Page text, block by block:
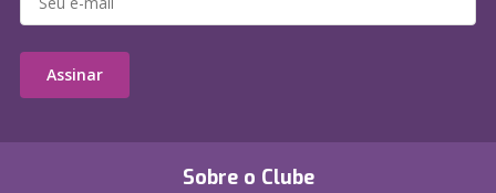
Sobre o Clube
Assinar